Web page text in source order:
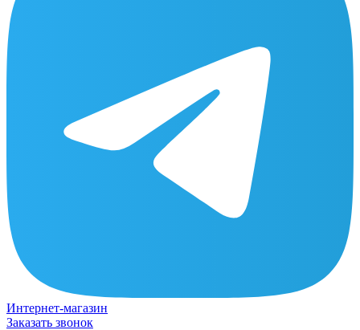
Интернет-магазин
Заказать звонок